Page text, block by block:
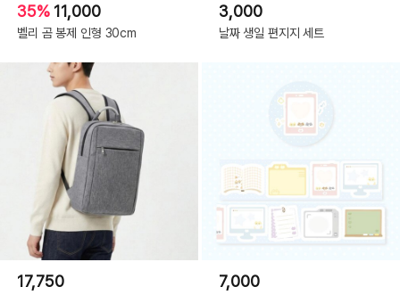
35% 11,000
벨리 곰 봉제 인형 30cm
3,000
날짜 생일 편지지 세트
17,750 7,000